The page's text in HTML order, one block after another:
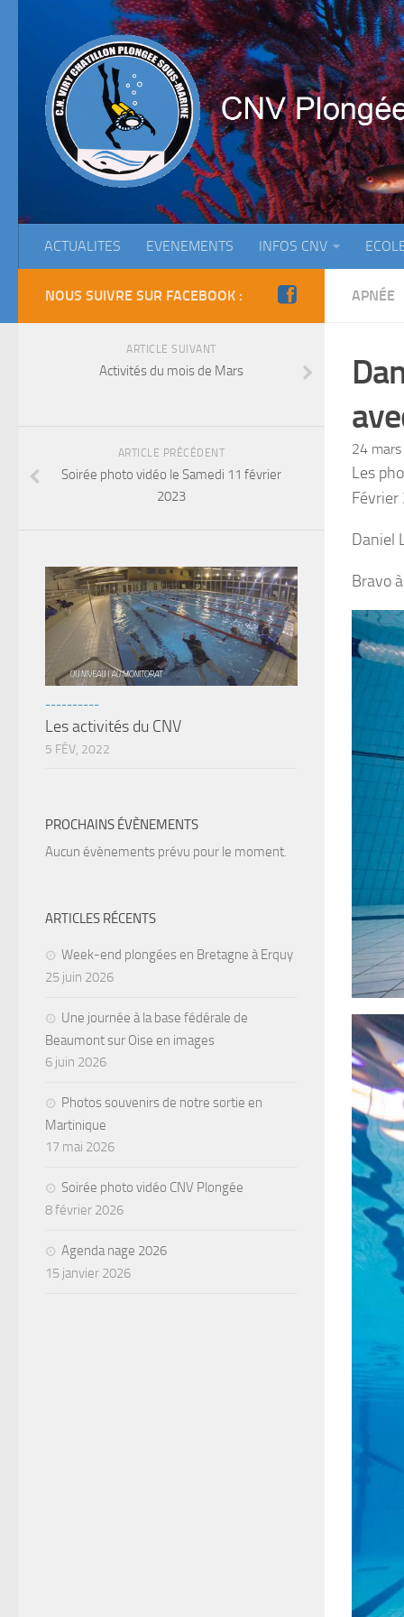
ACTUALITES EVENEMENTS INFOS CNV
APNÉE
24
Les
Février
Daniel
Bravo
NOUS SUIVRE SUR FACEBOOK :
ARTICLE SUIVANT
Activités du mois de Mars
ARTICLE PRÉCÉDENT
Soirée photo vidéo le Samedi 11 février
2023
----------
Les activités du CNV
5 FÉV, 2022
PROCHAINS ÉVÈNEMENTS
Aucun évènements prévu pour le moment.
ARTICLES RÉCENTS
Week-end plongées en Bretagne à Erquy
25 juin 2026
Une journée à la base fédérale de
Beaumont sur Oise en images
6 juin 2026
Photos souvenirs de notre sortie en
Martinique
17 mai 2026
Soirée photo vidéo CNV Plongée
8 février 2026
Agenda nage 2026
15 janvier 2026